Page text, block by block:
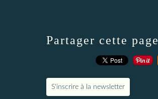
Partager cette page
S'inscrire à la newsletter